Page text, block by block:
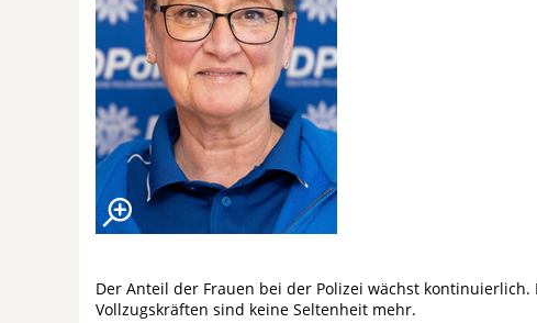
Der Anteil der Frauen bei der Polizei wächst
Vollzugskräften sind keine Seltenheit mehr.